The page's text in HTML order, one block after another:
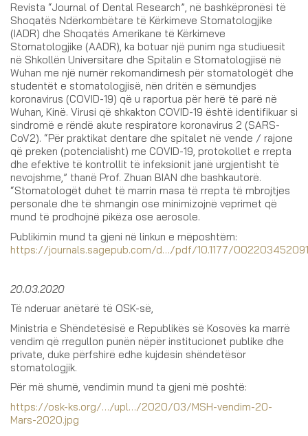
Revista “Journal of Dental Research”, në bashkëpronësi të
Shoqatës Ndërkombëtare të Kërkimeve Stomatologjike
(IADR) dhe Shoqatës Amerikane të Kërkimeve
Stomatologjike (AADR), ka botuar një punim nga studiuesit
në Shkollën Universitare dhe Spitalin e Stomatologjisë në
Wuhan me një numër rekomandimesh për stomatologët dhe
studentët e stomatologjisë, nën dritën e sëmundjes
koronavirus (COVID-19) që u raportua për herë të parë në
Wuhan, Kinë. Virusi që shkakton COVID-19 është identifikuar si
sindromë e rëndë akute respiratore koronavirus 2 (SARS-
CoV2). “Për praktikat dentare dhe spitalet në vende / rajone
që preken (potencialisht) me COVID-19, protokollet e rrepta
dhe efektive të kontrollit të infeksionit janë urgjentisht të
nevojshme,” thanë Prof. Zhuan BIAN dhe bashkautorë.
“Stomatologët duhet të marrin masa të rrepta të mbrojtjes
personale dhe të shmangin ose minimizojnë veprimet që
mund të prodhojnë pikëza ose aerosole.
Publikimin mund ta gjeni në linkun e mëposhtëm:
https://journals.sagepub.com/d…/pdf/10.1177/
20.03.2020
Të nderuar anëtarë të OSK-së,
Ministria e Shëndetësisë e Republikës së Kosovës ka marrë
vendim që rregullon punën nëpër institucionet publike dhe
private, duke përfshirë edhe kujdesin shëndetësor
stomatologjik.
Për më shumë, vendimin mund ta gjeni më poshtë:
https://osk-ks.org/…/upl…/2020/03/MSH-vendim-20-
Mars-2020.jpg